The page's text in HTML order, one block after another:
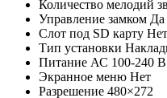
Количество мелодий
Управление замком Да
Слот под SD карту Нет
Тип установки
Питание АС 100-240
Экранное меню Нет
Разрешение 480×272